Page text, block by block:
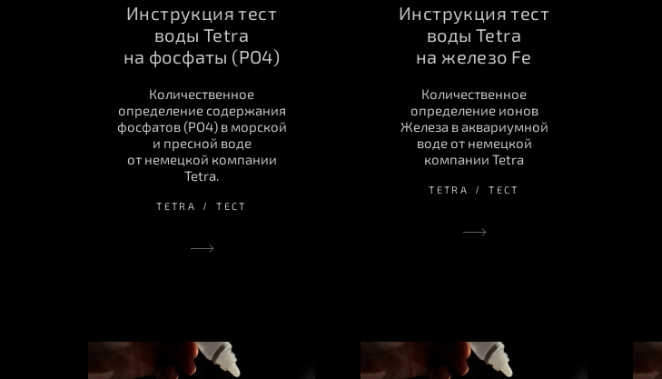
Инструкция тест
воды Tetra
на фосфаты (PO4)
Количественное
определение содержания
фосфатов (PO4) в морской
и пресной воде
от немецкой компании
Tetra.
TETRA ТЕСТ
Инструкция тест
воды Tetra
на железо Fe
Количественное
определение ионов
Железа в аквариумной
воде от немецкой
компании Tetra
TETRA ТЕСТ